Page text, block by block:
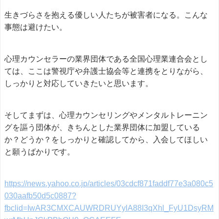
生きづらさを抱える優しい人たちが被害者になる。こんな
事態は避けたい。
心理カウンセラーの業界団体である全国心理業連合会とし
ては、ここは警視庁や弁護士協会等と連携をとりながら、
しっかりと対応していきたいと思います。
そしてまずは、心理カウンセリングやメンタルトレーニン
グを謳う団体が、きちんとした業界団体に加盟している
か？どうか？をしっかりと確認してから、入会してほしい
と願うばかりです。
https://news.yahoo.co.jp/articles/03cdcf871faddf77e3a080c5
030aafb50d5c0887?
fbclid=IwAR3CMXCAUWRDRUYylA88I3qXhl_FyU1DsyRM